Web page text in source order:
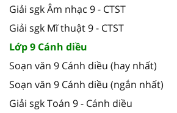
Giải sgk Âm nhạc 9 - CTST
Giải sgk Mĩ thuật 9 - CTST
Lớp 9 Cánh diều
Soạn văn 9 Cánh diều (hay nhất)
Soạn văn 9 Cánh diều (ngắn nhất)
Giải sgk Toán 9 - Cánh diều